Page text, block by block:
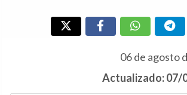
06 de agosto
Actualizado: 07/